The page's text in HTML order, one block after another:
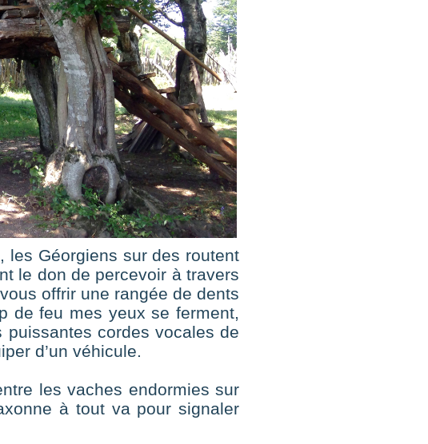
les Géorgiens sur des routent
le don de percevoir à travers
offrir une rangée de dents
de feu mes yeux se ferment,
puissantes cordes vocales de
d’un véhicule.
les vaches endormies sur
à tout va pour signaler